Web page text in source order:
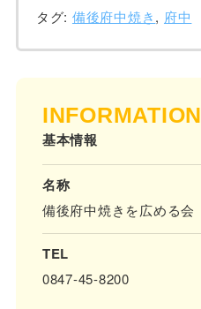
タグ: 備後府中焼き, 府中
INFORMATION
基本情報
名称
備後府中焼きを広める会
TEL
0847-45-8200